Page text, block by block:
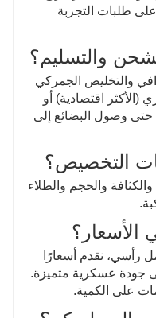
طلبات التجربة
والتخليص الجمركي
(الأكثر اقتصادية) أو
حتى وصول البضائع إلى
والحجم والطلاء
رأسي، نقدم أسعارًا
جودة عسكرية متميزة.
على الكمية.